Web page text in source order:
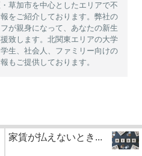
草加市を中心としたエリアで不
をご紹介しております。弊社の
が親身になって、あなたの新生
致します。北関東エリアの大学
生、社会人、ファミリー向けの
もご提供しております。
家賃が払えないとき...